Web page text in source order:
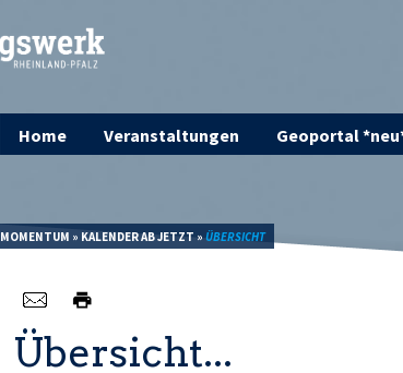
Home Veranstaltungen Geoportal
MOMENTUM » KALENDER AB JETZT » ÜBERSICHT
Übersicht...